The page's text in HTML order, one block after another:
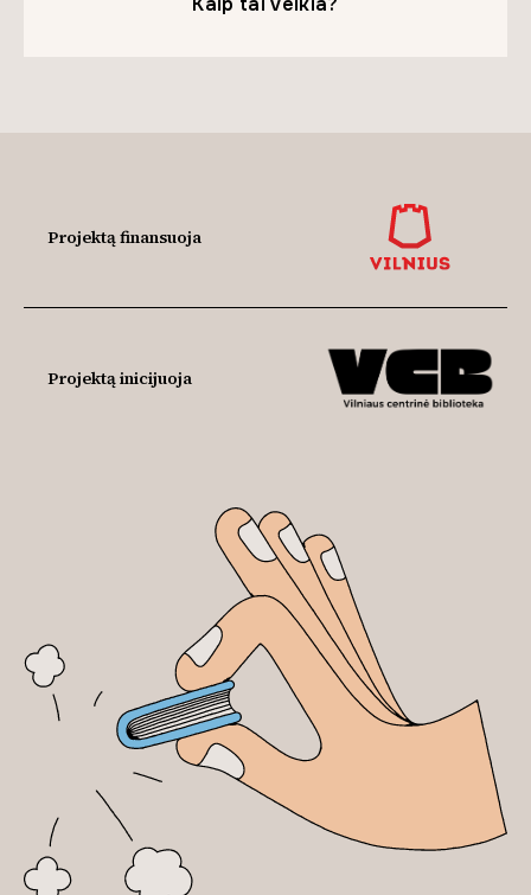
Projektą finansuoja
Projektą inicijuoja